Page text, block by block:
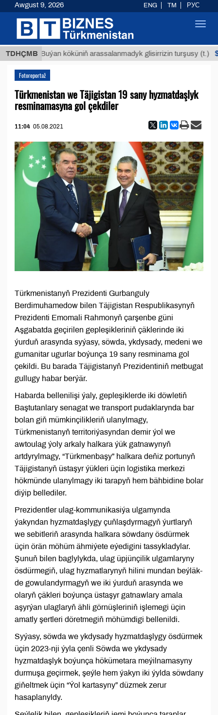
TDHÇMB
Buýan köküniň arassalanmadyk glisirrizin turşusy (t.)
Fotoreportaž
Türkmenistan we Täjigistan 19 sany hyzmatdaşlyk
resminamasyna gol çekdiler
11:04 05.08.2021
Türkmenistanyň Prezidenti Gurbanguly
Berdimuhamedow bilen Täjigistan Respublikasynyň
Prezidenti Emomali Rahmonyň çarşenbe güni
Aşgabatda geçirilen gepleşikleriniň çäklerinde iki
ýurduň arasynda syýasy, söwda, ykdysady, medeni we
gumanitar ugurlar boýunça 19 sany resminama gol
çekildi. Bu barada Täjigistanyň Prezidentiniň metbugat
gullugy habar berýär.
Habarda bellenilişi ýaly, gepleşiklerde iki döwletiň
Baştutanlary senagat we transport pudaklarynda bar
bolan giň mümkinçilikleriň ulanylmagy,
Türkmenistanyň territoriýasyndan demir ýol we
awtoulag ýoly arkaly halkara ýük gatnawynyň
artdyrylmagy, “Türkmenbaşy” halkara deňiz portunyň
Täjigistanyň üstaşyr ýükleri üçin logistika merkezi
hökmünde ulanylmagy iki tarapyň hem bähbidine bolar
diýip bellediler.
Prezidentler ulag-kommunikasiýa ulgamynda
ýakyndan hyzmatdaşlygy çuňlaşdyrmagyň ýurtlaryň
we sebitleriň arasynda halkara söwdany ösdürmek
üçin örän möhüm ähmiýete eýedigini tassykladylar.
Şunuň bilen baglylykda, ulag üpjünçilik ulgamlaryny
ösdürmegiň, ulag hyzmatlarynyň hilini mundan beýläk-
de gowulandyrmagyň we iki ýurduň arasynda we
olaryň çäkleri boýunça üstaşyr gatnawlary amala
aşyrýan ulaglaryň ähli görnüşleriniň işlemegi üçin
amatly şertleri döretmegiň möhümdigi bellenildi.
Syýasy, söwda we ykdysady hyzmatdaşlygy ösdürmek
üçin 2023-nji ýyla çenli Söwda we ykdysady
hyzmatdaşlyk boýunça hökümetara meýilnamasyny
durmuşa geçirmek, şeýle hem ýakyn iki ýylda söwdany
giňeltmek üçin “Ýol kartasyny” düzmek zerur
hasaplanyldy.
Awgust 9, 2026 ENG TM РУС